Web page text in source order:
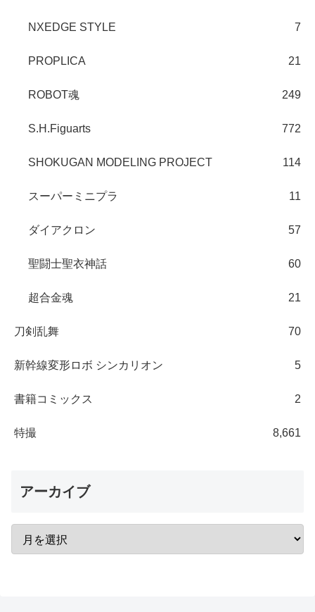
NXEDGE STYLE 7
PROPLICA 21
ROBOT魂 249
S.H.Figuarts 772
SHOKUGAN MODELING PROJECT 114
スーパーミニプラ 11
ダイアクロン 57
聖闘士聖衣神話 60
超合金魂 21
刀剣乱舞 70
新幹線変形ロボ シンカリオン 5
書籍コミックス 2
特撮 8,661
アーカイブ